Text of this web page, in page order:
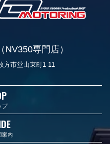
専門店）
方市堂山東町1-11
プ
案内